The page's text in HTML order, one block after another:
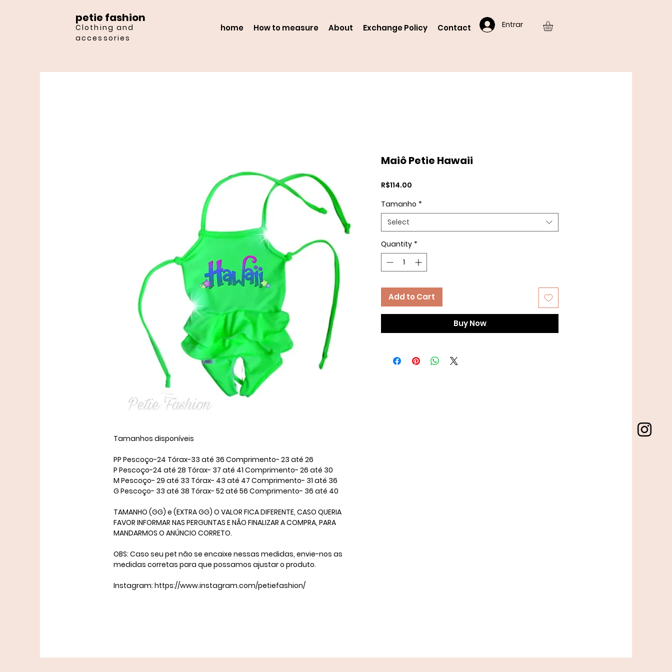
petie fashion
Clothing and
accessories
home How to measure About Exchange Policy Contact Entrar
Tamanhos disponíveis ​
​PP Pescoço-24 Tórax-33 até 36 Comprimento- 23 até 26 ​
P Pescoço-24 até 28 Tórax- 37 até 41 Comprimento- 26 até 30 ​
M Pescoço- 29 até 33 Tórax- 43 até 47 Comprimento- 31 até 36
​G Pescoço- 33 até 38 Tórax- 52 até 56 Comprimento- 36 até 40 ​
TAMANHO (GG) e (EXTRA GG) O VALOR FICA DIFERENTE, CASO QUERIA
FAVOR INFORMAR NAS PERGUNTAS E NÃO FINALIZAR A COMPRA, PARA
MANDARMOS O ANÚNCIO CORRETO. ​ ​
OBS: Caso seu pet não se encaixe nessas medidas, envie-nos as
medidas corretas para que possamos ajustar o produto.
Instagram: https://www.instagram.com/petiefashion/
Maiô Petie Hawaii
R$114.00
Tamanho *
Select
Quantity *
Add to Cart
Buy Now